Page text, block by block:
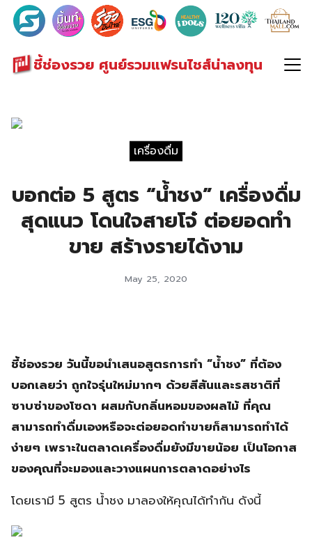
ชี้ช่องรวย ศูนย์รวมแฟรนไชส์น่าลงทุน
Search
for:
เครื่องดื่ม
บอกต่อ 5 สูตร “น้ำชง” เครื่องดื่ม
สุดแนว โดนใจสายโจ๋ ต่อยอดทำ
ขาย สร้างรายได้งาม
May 25, 2020
ชี้ช่องรวย วันนี้ขอนำเสนอสูตรการทำ “น้ำชง” ที่ต้อง
บอกเลยว่า ถูกใจรุ่นใหม่มากๆ ด้วยสีสันและรสชาติที่
ซาบซ่าของโซดา ผสมกับกลิ่นหอมของผลไม้ ที่คุณ
สามารถทำดื่มเองหรือจะต่อยอดทำขายก็สามารถทำได้
ง่ายๆ เพราะในตลาดเครื่องดื่มยังมีขายน้อย เป็นโอกาส
ของคุณที่จะมองและวางแผนการตลาดอย่างไร
โดยเรามี 5 สูตร น้ำชง มาลองให้คุณได้ทำกัน ดังนี้